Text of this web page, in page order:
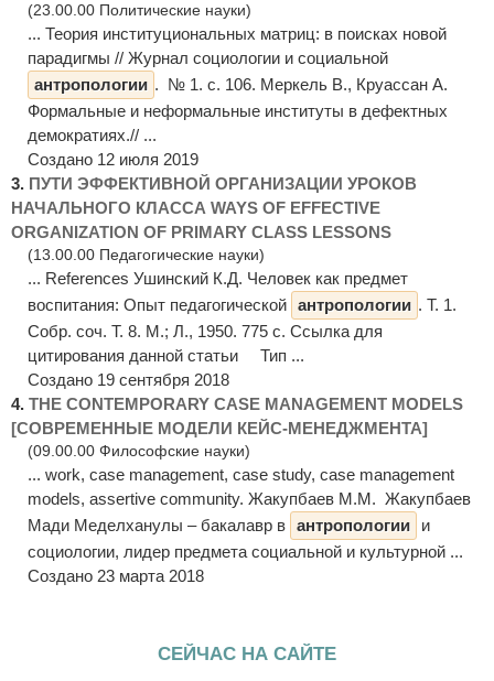
(23.00.00 Политические науки)
... Теория институциональных матриц: в поисках новой
парадигмы // Журнал социологии и социальной
антропологии . № 1. с. 106. Меркель В., Круассан А.
Формальные и неформальные институты в дефектных
демократиях.// ...
Создано 12 июля 2019
3. ПУТИ ЭФФЕКТИВНОЙ ОРГАНИЗАЦИИ УРОКОВ
НАЧАЛЬНОГО КЛАССА WAYS OF EFFECTIVE
ORGANIZATION OF PRIMARY CLASS LESSONS
(13.00.00 Педагогические науки)
... References Ушинский К.Д. Человек как предмет
воспитания: Опыт педагогической антропологии . Т. 1.
Собр. соч. Т. 8. М.; Л., 1950. 775 с. Ссылка для
цитирования данной статьи Тип ...
Создано 19 сентября 2018
4. THE CONTEMPORARY CASE MANAGEMENT MODELS
[СОВРЕМЕННЫЕ МОДЕЛИ КЕЙС-МЕНЕДЖМЕНТА]
(09.00.00 Философские науки)
... work, case management, case study, case management
models, assertive community. Жакупбаев М.М. Жакупбаев
Мади Меделханулы – бакалавр в антропологии
и
социологии, лидер предмета социальной и культурной ...
Создано 23 марта 2018
СЕЙЧАС НА САЙТЕ